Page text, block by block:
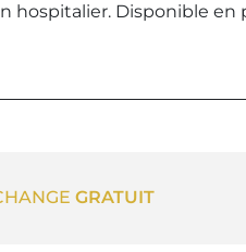
Disponible
GRATUIT